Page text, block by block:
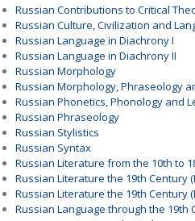
Russian Contributions to Critical
Russian Culture, Civilization and
Russian Language in Diachrony I
Russian Language in Diachrony II
Russian Morphology
Russian Morphology, Phraseology
Russian Phonetics, Phonology and
Russian Phraseology
Russian Stylistics
Russian Syntax
Russian Literature from the 10th to
Russian Literature the 19th Century
Russian Literature the 19th Century
Russian Language through the 19th